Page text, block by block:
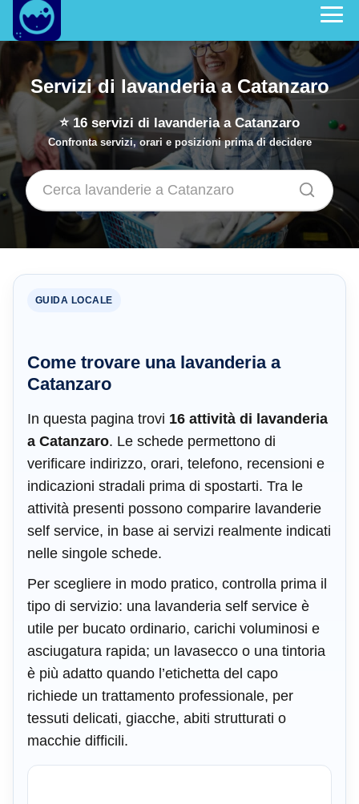
Servizi di lavanderia a Catanzaro
⭐ 16 servizi di lavanderia a Catanzaro
Confronta servizi, orari e posizioni prima di decidere
GUIDA LOCALE
Come trovare una lavanderia a
Catanzaro
In questa pagina trovi 16 attività di lavanderia
a Catanzaro. Le schede permettono di
verificare indirizzo, orari, telefono, recensioni e
indicazioni stradali prima di spostarti. Tra le
attività presenti possono comparire lavanderie
self service, in base ai servizi realmente indicati
nelle singole schede.
Per scegliere in modo pratico, controlla prima il
tipo di servizio: una lavanderia self service è
utile per bucato ordinario, carichi voluminosi e
asciugatura rapida; un lavasecco o una tintoria
è più adatto quando l’etichetta del capo
richiede un trattamento professionale, per
tessuti delicati, giacche, abiti strutturati o
macchie difficili.